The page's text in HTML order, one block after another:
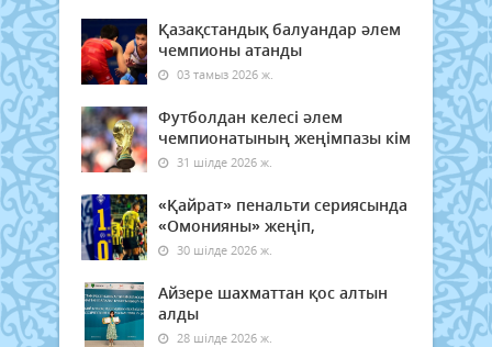
Қазақстандық балуандар әлем
чемпионы атанды
03 тамыз 2026 ж.
Футболдан келесі әлем
чемпионатының жеңімпазы кім
31 шілде 2026 ж.
«Қайрат» пенальти сериясында
«Омонияны» жеңіп,
30 шілде 2026 ж.
Айзере шахматтан қос алтын
алды
28 шілде 2026 ж.